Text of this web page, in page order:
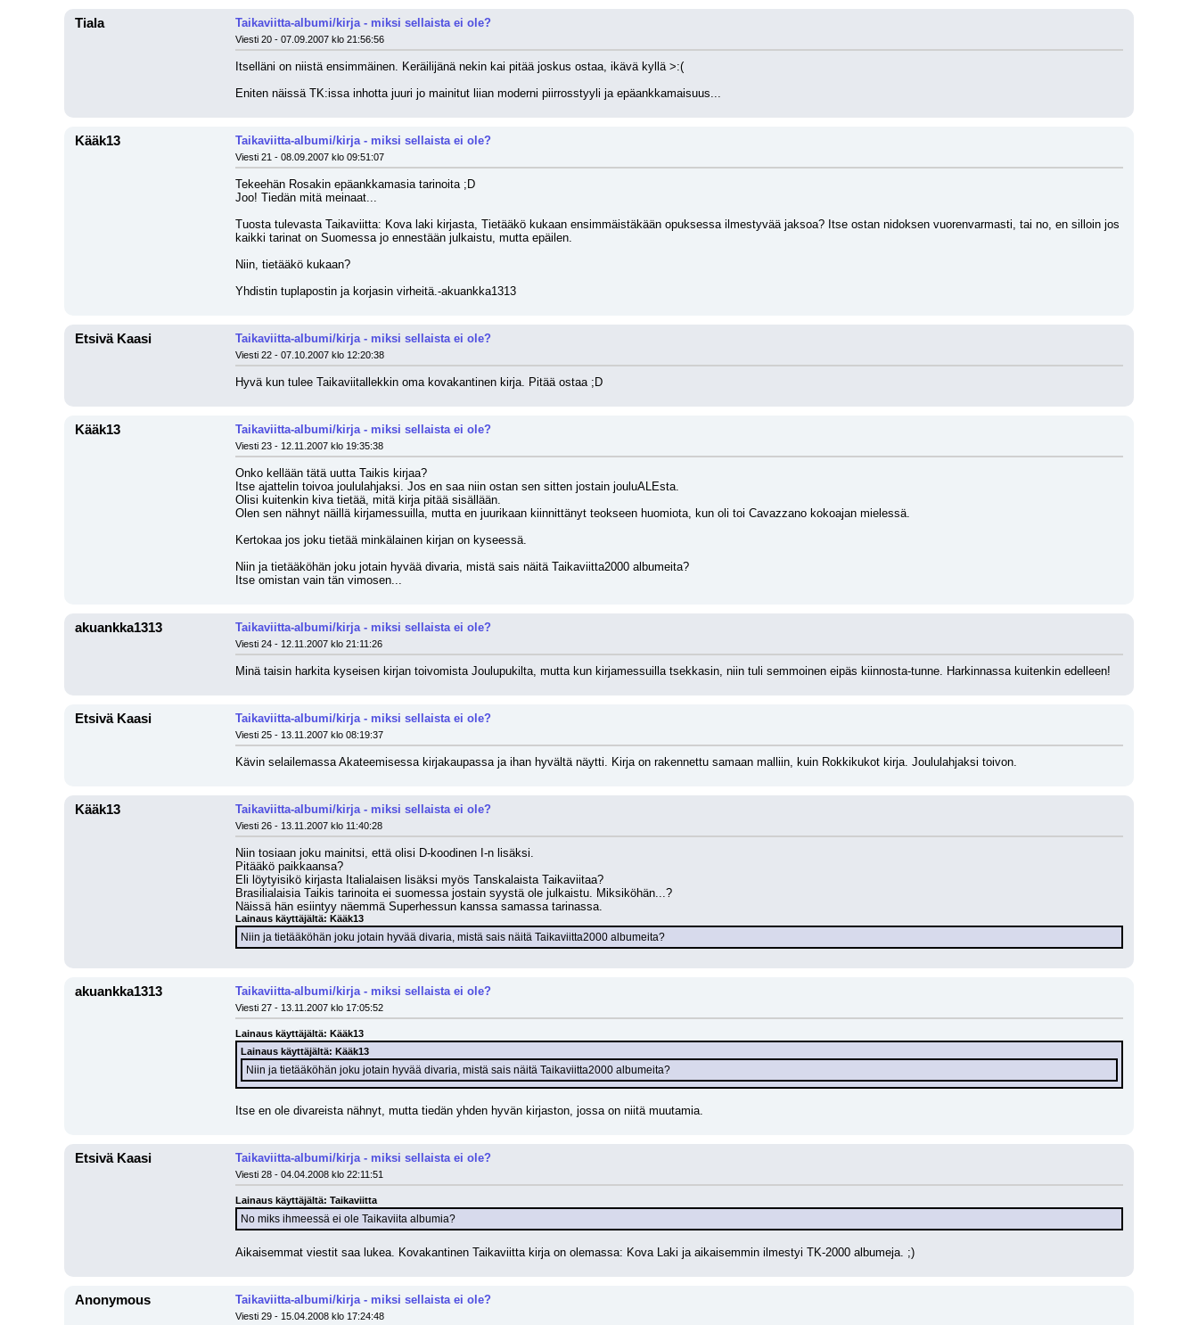
Tiala Taikaviitta-albumi/kirja - miksi sellaista ei ole?
Viesti 20 - 07.09.2007 klo 21:56:56
Itselläni on niistä ensimmäinen. Keräilijänä nekin kai pitää joskus ostaa, ikävä kyllä >:(
Eniten näissä TK:issa inhotta juuri jo mainitut liian moderni piirrosstyyli ja epäankkamaisuus...
Kääk13 Taikaviitta-albumi/kirja - miksi sellaista ei ole?
Viesti 21 - 08.09.2007 klo 09:51:07
Tekeehän Rosakin epäankkamasia tarinoita ;D
Joo! Tiedän mitä meinaat...
Tuosta tulevasta Taikaviitta: Kova laki kirjasta, Tietääkö kukaan ensimmäistäkään opuksessa ilmestyvää jaksoa? Itse ostan nidoksen vuorenvarmasti, tai no, en silloin jos
kaikki tarinat on Suomessa jo ennestään julkaistu, mutta epäilen.
Niin, tietääkö kukaan?
Yhdistin tuplapostin ja korjasin virheitä.-akuankka1313
Etsivä Kaasi Taikaviitta-albumi/kirja - miksi sellaista ei ole?
Viesti 22 - 07.10.2007 klo 12:20:38
Hyvä kun tulee Taikaviitallekkin oma kovakantinen kirja. Pitää ostaa ;D
Kääk13 Taikaviitta-albumi/kirja - miksi sellaista ei ole?
Viesti 23 - 12.11.2007 klo 19:35:38
Onko kellään tätä uutta Taikis kirjaa?
Itse ajattelin toivoa joululahjaksi. Jos en saa niin ostan sen sitten jostain jouluALEsta.
Olisi kuitenkin kiva tietää, mitä kirja pitää sisällään.
Olen sen nähnyt näillä kirjamessuilla, mutta en juurikaan kiinnittänyt teokseen huomiota, kun oli toi Cavazzano kokoajan mielessä.
Kertokaa jos joku tietää minkälainen kirjan on kyseessä.
Niin ja tietääköhän joku jotain hyvää divaria, mistä sais näitä Taikaviitta2000 albumeita?
Itse omistan vain tän vimosen...
akuankka1313 Taikaviitta-albumi/kirja - miksi sellaista ei ole?
Viesti 24 - 12.11.2007 klo 21:11:26
Minä taisin harkita kyseisen kirjan toivomista Joulupukilta, mutta kun kirjamessuilla tsekkasin, niin tuli semmoinen eipäs kiinnosta-tunne. Harkinnassa kuitenkin edelleen!
Etsivä Kaasi Taikaviitta-albumi/kirja - miksi sellaista ei ole?
Viesti 25 - 13.11.2007 klo 08:19:37
Kävin selailemassa Akateemisessa kirjakaupassa ja ihan hyvältä näytti. Kirja on rakennettu samaan malliin, kuin Rokkikukot kirja. Joululahjaksi toivon.
Kääk13 Taikaviitta-albumi/kirja - miksi sellaista ei ole?
Viesti 26 - 13.11.2007 klo 11:40:28
Niin tosiaan joku mainitsi, että olisi D-koodinen I-n lisäksi.
Pitääkö paikkaansa?
Eli löytyisikö kirjasta Italialaisen lisäksi myös Tanskalaista Taikaviitaa?
Brasilialaisia Taikis tarinoita ei suomessa jostain syystä ole julkaistu. Miksiköhän...?
Näissä hän esiintyy näemmä Superhessun kanssa samassa tarinassa.
Lainaus käyttäjältä: Kääk13
Niin ja tietääköhän joku jotain hyvää divaria, mistä sais näitä Taikaviitta2000 albumeita?
akuankka1313 Taikaviitta-albumi/kirja - miksi sellaista ei ole?
Viesti 27 - 13.11.2007 klo 17:05:52
Lainaus käyttäjältä: Kääk13
Lainaus käyttäjältä: Kääk13
Niin ja tietääköhän joku jotain hyvää divaria, mistä sais näitä Taikaviitta2000 albumeita?
Itse en ole divareista nähnyt, mutta tiedän yhden hyvän kirjaston, jossa on niitä muutamia.
Etsivä Kaasi Taikaviitta-albumi/kirja - miksi sellaista ei ole?
Viesti 28 - 04.04.2008 klo 22:11:51
Lainaus käyttäjältä: Taikaviitta
No miks ihmeessä ei ole Taikaviita albumia?
Aikaisemmat viestit saa lukea. Kovakantinen Taikaviitta kirja on olemassa: Kova Laki ja aikaisemmin ilmestyi TK-2000 albumeja. ;)
Anonymous Taikaviitta-albumi/kirja - miksi sellaista ei ole?
Viesti 29 - 15.04.2008 klo 17:24:48